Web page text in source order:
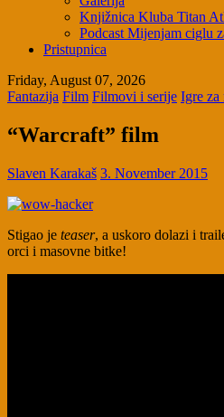
Knjižnica Kluba Titan
Podcast Mijenjam ciglu
Pristupnica
Friday, August 07, 2026
Fantazija Film Filmovi i serije Igre za
“Warcraft” film
Slaven Karakaš 3. November 2015
Stigao je teaser, a uskoro dolazi i
orci i masovne bitke!